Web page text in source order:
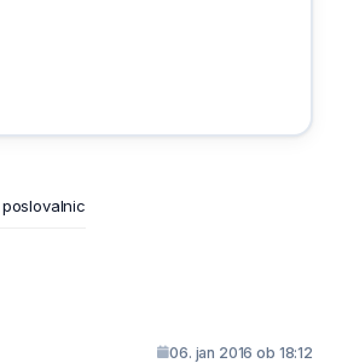
06. jan 2016 ob 18:12